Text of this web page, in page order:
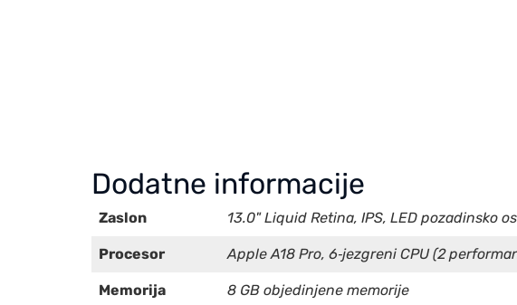
Dodatne informacije
Zaslon 13.0" Liquid Retina, IPS, LED pozadinsko
Procesor Apple A18 Pro, 6‑jezgreni CPU (2
Memorija 8 GB objedinjene memorije